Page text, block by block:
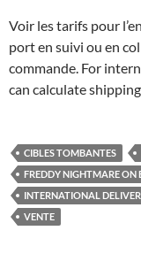
Voir les tarifs pour
port en suivi ou en
commande. For
can calculate
CIBLES TOMBANTES
FREDDY NIGHTMARE ON
INTERNATIONAL
VENTE